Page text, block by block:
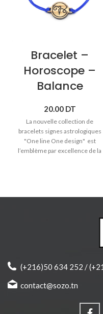
Bracelet –
Horoscope –
Balance
20.00 DT
La nouvelle collection de
bracelets signes astrologiques
"One line One design" est
l’emblème par excellence de la
♥Bracelet cordon avec
♥ Bracelet réglable pour toute
(+216)50 634 252 /
contact@sozo.tn